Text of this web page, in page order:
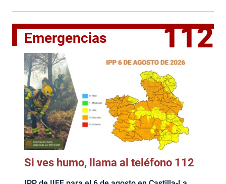
Emergencias 112
Si ves humo, llama al teléfono 112